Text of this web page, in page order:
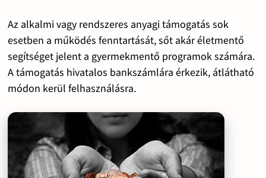
Az alkalmi vagy rendszeres anyagi támogatás sok
esetben a működés fenntartását, sőt akár életmentő
segítséget jelent a gyermekmentő programok számára.
A támogatás hivatalos bankszámlára érkezik, átlátható
módon kerül felhasználásra.